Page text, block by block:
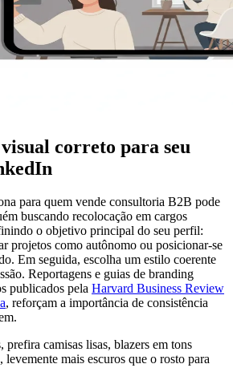
correto para seu
para quem vende consultoria B2B pode
buscando recolocação em cargos
o objetivo principal do seu perfil:
projetos como autônomo ou posicionar-se
Em seguida, escolha um estilo coerente
Reportagens e guias de branding
publicados pela Harvard Business Review
, reforçam a importância de consistência
prefira camisas lisas, blazers em tons
mais escuros que o rosto para